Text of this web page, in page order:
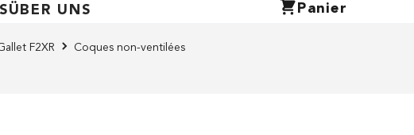
ÜBER UNS Panier
F2XR
Coques non-ventilées